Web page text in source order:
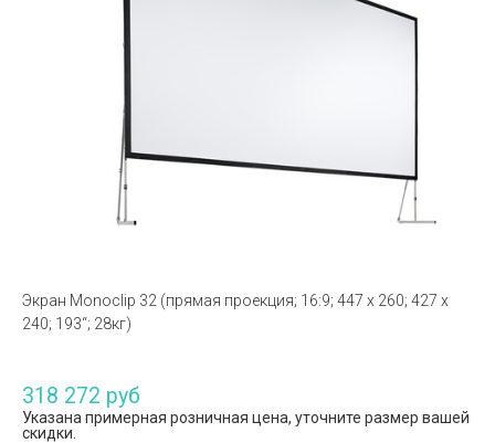
Экран Monoclip 32 (прямая проекция; 16:9; 447 x 260; 427 x
240; 193“; 28кг)
318 272 руб
Указана примерная розничная цена, уточните размер вашей
скидки.